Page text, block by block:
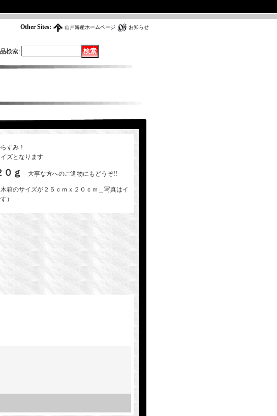
Other Sites: 山戸海産ホームページ お知らせ
検索:
すみ！
ズとなります
０ｇ 大事な方へのご進物にもどうぞ!!
箱のサイズが２５ｃｍｘ２０ｃｍ＿写真はイ
）